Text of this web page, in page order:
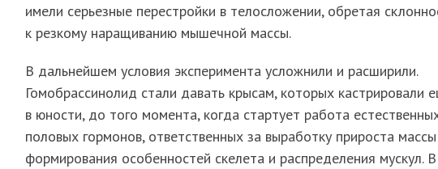
имели серьезные перестройки в телосложении, обретая
к резкому наращиванию мышечной массы.
В дальнейшем условия эксперимента усложнили и расширили.
Гомобрассинолид стали давать крысам, которых кастрировали
в юности, до того момента, когда стартует работа
половых гормонов, ответственных за выработку прироста
формирования особенностей скелета и распределения мускул. В